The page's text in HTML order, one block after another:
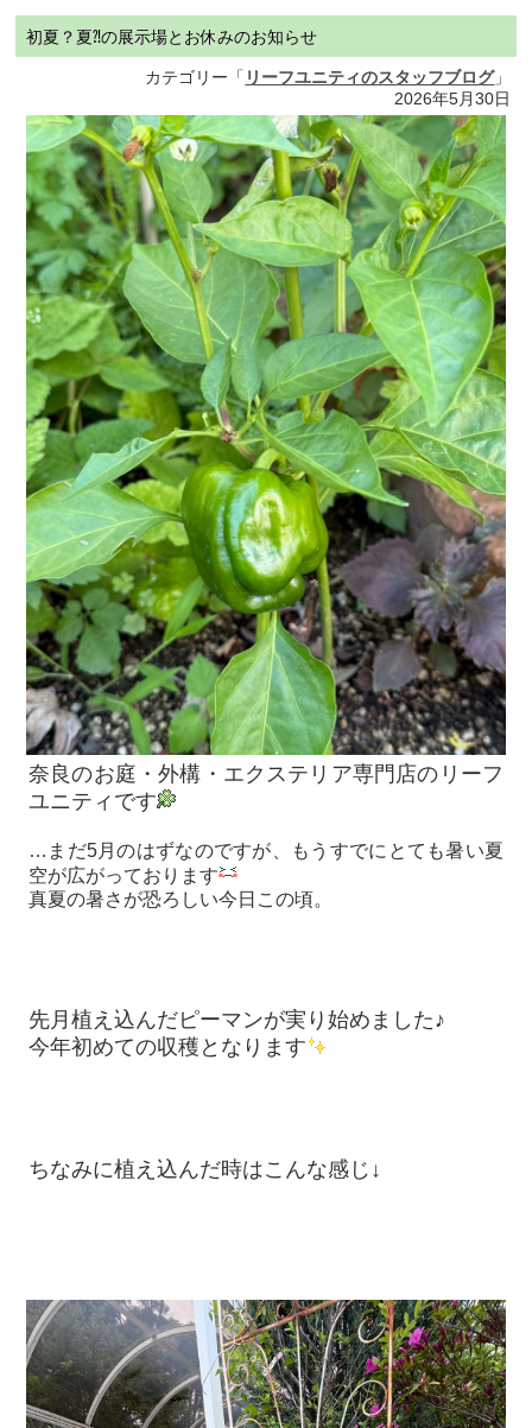
初夏？夏⁈の展示場とお休みのお知らせ
カテゴリー「 リーフユニティのスタッフブログ」
2026年5月30日
奈良のお庭・外構・エクステリア専門店のリーフ
ユニティです
…まだ5月のはずなのですが、もうすでにとても暑い夏
空が広がっております
真夏の暑さが恐ろしい今日この頃。
先月植え込んだピーマンが実り始めました♪
今年初めての収穫となります
ちなみに植え込んだ時はこんな感じ↓